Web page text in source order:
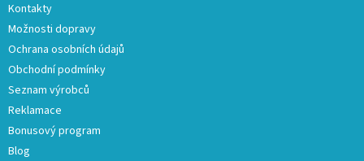
Kontakty
Možnosti dopravy
Ochrana osobních údajů
Obchodní podmínky
Seznam výrobců
Reklamace
Bonusový program
Blog